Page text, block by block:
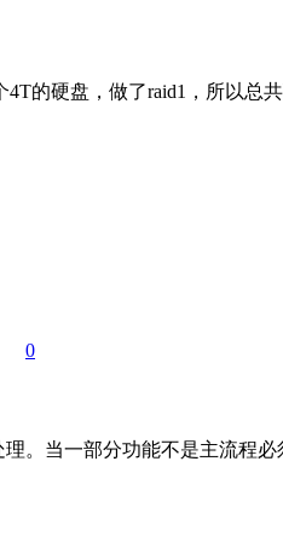
的硬盘，做了raid1，所以
0
。当一部分功能不是主流程